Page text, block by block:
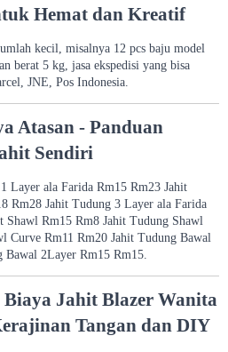
Hemat dan Kreatif
kecil, misalnya 12 pcs baju model
berat 5 kg, jasa ekspedisi yang bisa
JNE, Pos Indonesia.
Atasan - Panduan
Sendiri
Layer ala Farida Rm15 Rm23 Jahit
Rm28 Jahit Tudung 3 Layer ala Farida
Shawl Rm15 Rm8 Jahit Tudung Shawl
Curve Rm11 Rm20 Jahit Tudung Bawal
Bawal 2Layer Rm15 Rm15.
Jahit Blazer Wanita
Tangan dan DIY